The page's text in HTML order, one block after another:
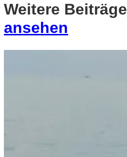
Weitere Beiträge
ansehen